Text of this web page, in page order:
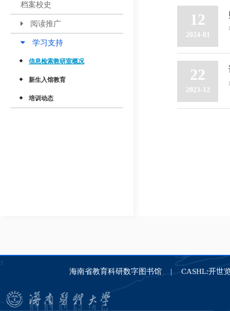
档案校史
阅读推广
学习支持
信息检索教研室概况
新生入馆教育
培训动态
12
2024-01
22
2023-12
海南省教育科研数字图书馆 CASHL:开世